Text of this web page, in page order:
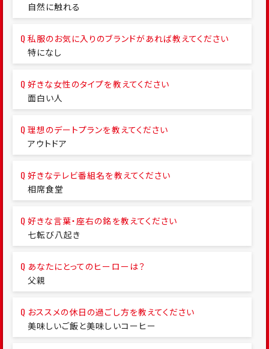
自然に触れる
私服のお気に入りのブランドがあれば教えてください
特になし
好きな女性のタイプを教えてください
面白い人
理想のデートプランを教えてください
アウトドア
好きなテレビ番組名を教えてください
相席食堂
好きな言葉・座右の銘を教えてください
七転び八起き
あなたにとってのヒーローは？
父親
おススメの休日の過ごし方を教えてください
美味しいご飯と美味しいコーヒー